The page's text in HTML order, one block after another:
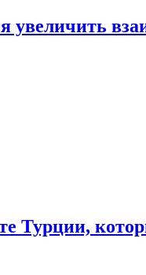
увеличить
Турции,